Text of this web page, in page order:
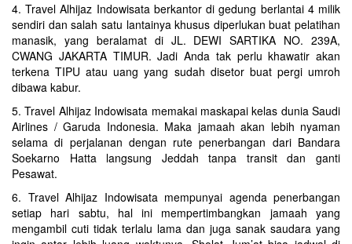
4. Travel Alhijaz Indowisata berkantor di gedung berlantai 4 milik
sendiri dan salah satu lantainya khusus diperlukan buat pelatihan
manasik, yang beralamat di JL. DEWI SARTIKA NO. 239A,
CWANG JAKARTA TIMUR. Jadi Anda tak perlu khawatir akan
terkena TIPU atau uang yang sudah disetor buat pergi umroh
dibawa kabur.
5. Travel Alhijaz Indowisata memakai maskapai kelas dunia Saudi
Airlines / Garuda Indonesia. Maka jamaah akan lebih nyaman
selama di perjalanan dengan rute penerbangan dari Bandara
Soekarno Hatta langsung Jeddah tanpa transit dan ganti
Pesawat.
6. Travel Alhijaz Indowisata mempunyai agenda penerbangan
setiap hari sabtu, hal ini mempertimbangkan jamaah yang
mengambil cuti tidak terlalu lama dan juga sanak saudara yang